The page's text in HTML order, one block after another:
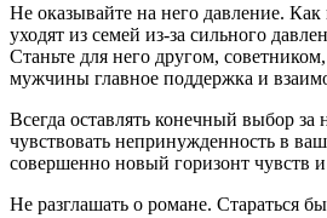
Не оказывайте на него давление.
уходят из семей из-за сильного
Станьте для него другом,
мужчины главное поддержка и
Всегда оставлять конечный выбор
чувствовать непринужденность в
совершенно новый горизонт чувств
Не разглашать о романе. Стараться